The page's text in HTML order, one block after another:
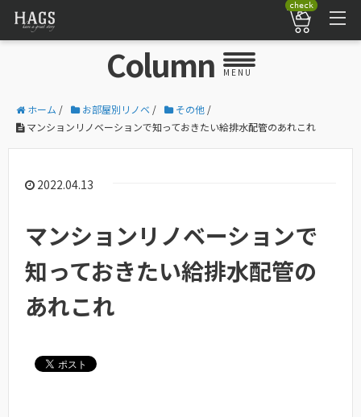
check
Column MENU
ホーム / お部屋別リノベ / その他 /
マンションリノベーションで知っておきたい給排水配管のあれこれ
2022.04.13
マンションリノベーションで
知っておきたい給排水配管の
あれこれ